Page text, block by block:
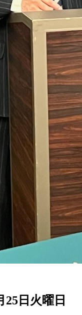
日火曜日